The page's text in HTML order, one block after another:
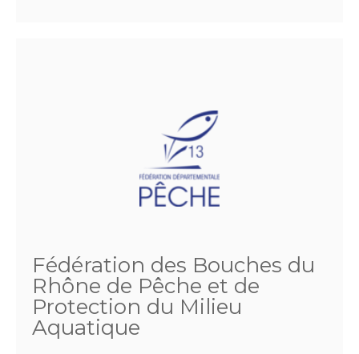
Fédération des Bouches du
Rhône de Pêche et de
Protection du Milieu
Aquatique